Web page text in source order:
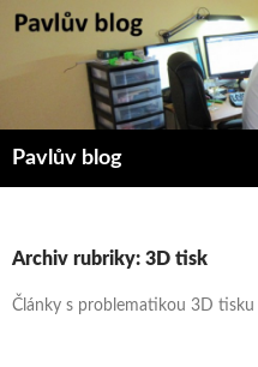
Přejít
Pavlův blog
Archiv rubriky: 3D tisk
Články s problematikou 3D tisku